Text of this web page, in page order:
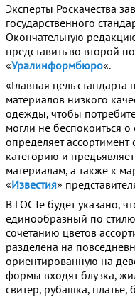
Эксперты Роскачества
государственного
Окончательную
представить во второй
«Уралинформбюро«.
«Главная цель стандарта
материалов низкого
одежды, чтобы
могли не беспокоиться о
определяет
категорию и
материалам, а также к
«Известия»
В ГОСТе будет указано,
единообразный по
сочетанию цветов
разделена на
ориентированную на
формы входят блузка,
свитер, рубашка,